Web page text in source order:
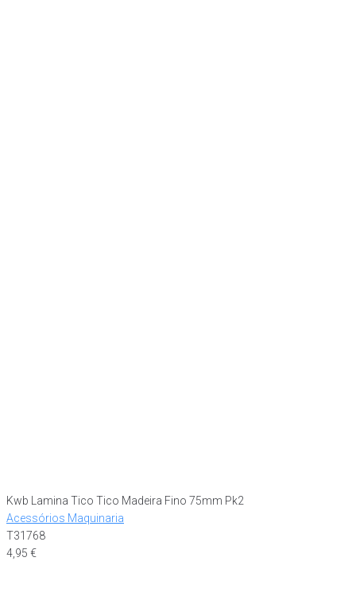
Kwb Lamina Tico Tico Madeira Fino 75mm Pk2
Acessórios Maquinaria
T31768
4,95 €